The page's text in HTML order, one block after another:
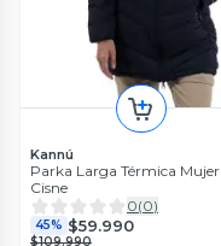
Kannú
Parka Larga Térmica Mujer
Cisne
0(0)
45% $59.990
$109.990